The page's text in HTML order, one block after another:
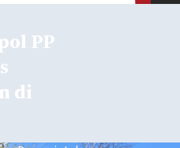
08/06/2026 - 20:33